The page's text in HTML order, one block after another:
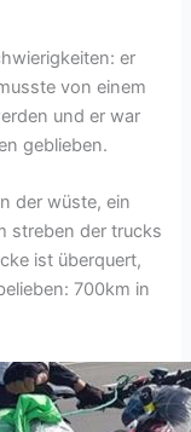
er
von einem
und er war
geblieben.
der wüste, ein
streben der trucks
ist überquert,
700km in